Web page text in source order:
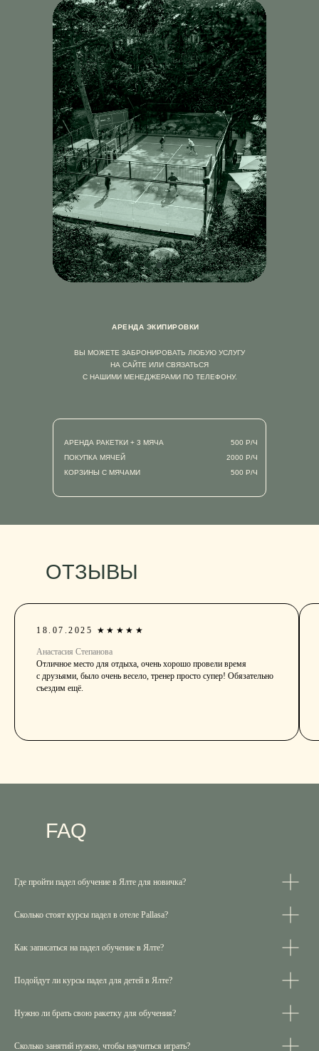
АРЕНДА ЭКИПИРОВКИ
ВЫ МОЖЕТЕ ЗАБРОНИРОВАТЬ ЛЮБУЮ УСЛУГУ
НА САЙТЕ ИЛИ СВЯЗАТЬСЯ
С НАШИМИ МЕНЕДЖЕРАМИ ПО ТЕЛЕФОНУ.
Аренда экипировки
Вы можете забронировать любую услугу на сайте или связаться
с нашими менеджерами по телефону.
500 Р/Ч
2000 Р/Ч
500 Р/Ч
КОРЗИНЫ С МЯЧАМИ
ПОКУПКА МЯЧЕЙ
АРЕНДА РАКЕТКИ + 3 МЯЧА
АРЕНДА ЭКИПИРОВКИ
ОТЗЫВЫ
18.07.2025 ★★★★★
Анастасия Степанова
Отличное место для отдыха, очень хорошо провели время
с друзьями, было очень весело, тренер просто супер! Обязательно
съездим ещё.
FAQ
Где пройти падел обучение в Ялте для новичка?
Сколько стоят курсы падел в отеле Pallasa?
Как записаться на падел обучение в Ялте?
Подойдут ли курсы падел для детей в Ялте?
Нужно ли брать свою ракетку для обучения?
Сколько занятий нужно, чтобы научиться играть?
АРЕНДА КОРТА